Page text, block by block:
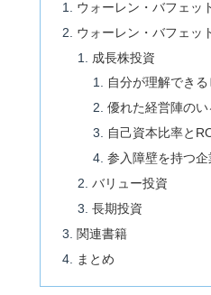
ウォーレン・バフェッ
ウォーレン・バフェッ
成長株投資
自分が理解でき
優れた経営陣の
自己資本比率と
参入障壁を持つ企
バリュー投資
長期投資
関連書籍
まとめ